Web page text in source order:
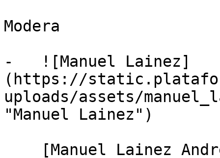
Modera
-   ![Manuel Lainez]
(https://
uploads/assets/
"Manuel Lainez")